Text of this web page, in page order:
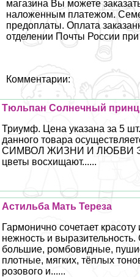
магазина Вы можете
наложенным платежом.
предоплаты. Оплата
отделении Почты России
Комментарии:
Тюльпан Солнечный принц
Триумф. Цена указана за 5
данного товара
СИМВОЛ ЖИЗНИ И ЛЮБВИ
цветы восхищают......
Астильба Мать Тереза
Гармонично сочетает красоту
нежность и выразительность.
большие, ромбовидные,
плотные, мягких, тёплых
розового и......